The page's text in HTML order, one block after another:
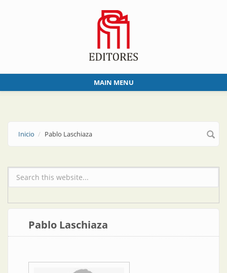
MAIN MENU
Inicio Pablo Laschiaza
Formulario de búsqueda
Pablo Laschiaza